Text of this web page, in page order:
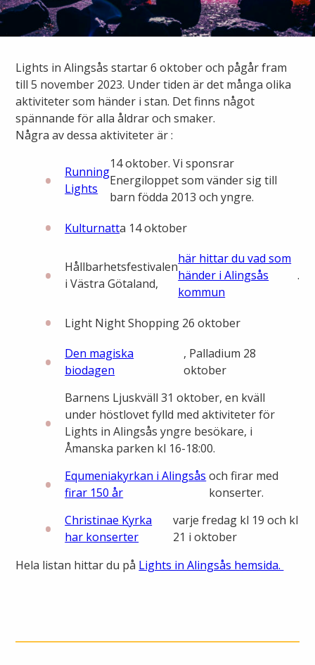
Elmarknaden
Sälj ditt överskott
Ny elanslutning
Ändra anslutning
Ansluta egen elproduktion
Elmätare och HAN-port
Manuell frånkoppling
Värmepriser och avtalsvillkor
Din fjärrvärmecentral
Anslut dig till fjärrvärme
Fiber
Alingsås fibernät
Anslut dig till fiber
Ladda elbil
Felanmälan
Driftstörningar
Varför blir det strömavbrott?
Kundservice
Öppettider
Ska du gräva?
Ska du bygga eller riva?
Faktura och betalning
Konsumenträttigheter
Om oss
Om Alingsås Energi
Miljö och arbetsmiljö
Produktion
Lights in Alingsås startar 6 oktober och pågår fram
till 5 november 2023. Under tiden är det många olika
aktiviteter som händer i stan. Det finns något
spännande för alla åldrar och smaker.
Några av dessa aktiviteter är :
Running
Lights
14 oktober. Vi sponsrar
Energiloppet som vänder sig till
barn födda 2013 och yngre.
Kulturnatta 14 oktober
Hållbarhetsfestivalen
i Västra Götaland,
här hittar du vad som
händer i Alingsås
kommun
.
Light Night Shopping 26 oktober
Den magiska
biodagen
, Palladium 28
oktober
Barnens Ljuskväll 31 oktober, en kväll
under höstlovet fylld med aktiviteter för
Lights in Alingsås yngre besökare, i
Åmanska parken kl 16-18:00.
Equmeniakyrkan i Alingsås
firar 150 år
och firar med
konserter.
Christinae Kyrka
har konserter
varje fredag kl 19 och kl
21 i oktober
Hela listan hittar du på Lights in Alingsås hemsida.